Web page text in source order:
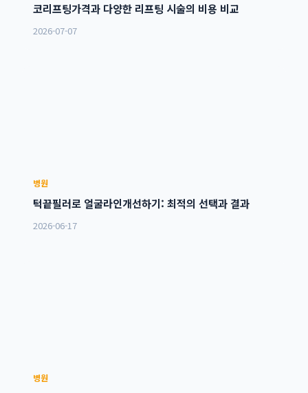
코리프팅가격과 다양한 리프팅 시술의 비용 비교
2026-07-07
병원
턱끝필러로 얼굴라인개선하기: 최적의 선택과 결과
2026-06-17
병원